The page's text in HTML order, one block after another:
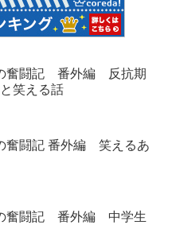
奮闘記 番外編 反抗期
笑える話
奮闘記 番外編 笑えるあ
奮闘記 番外編 中学生